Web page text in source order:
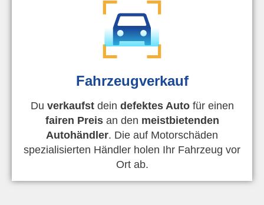
Fahrzeugverkauf
Du verkaufstdein defektes Autofür einen
fairen Preisan den meistbietenden
Autohändler. Die auf Motorschäden
spezialisierten Händler holen Ihr Fahrzeug vor
Ort ab.